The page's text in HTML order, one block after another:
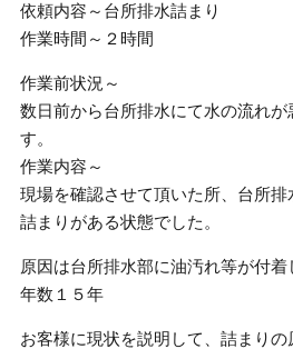
依頼内容～台所排水詰まり
作業時間～２時間
作業前状況～
数日前から台所排水にて水の流れ
す。
作業内容～
現場を確認させて頂いた所、台所
詰まりがある状態でした。
原因は台所排水部に油汚れ等が付着
年数１５年
お客様に現状を説明して、詰まり